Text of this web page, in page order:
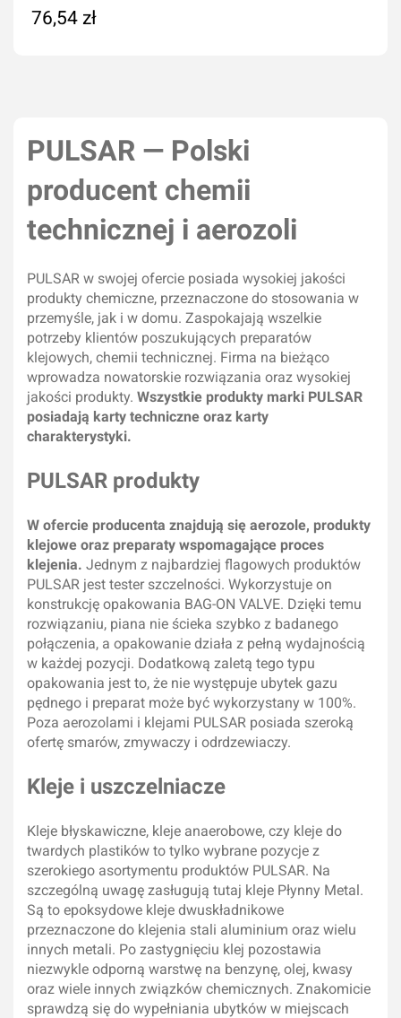
76,54 zł
PULSAR — Polski
producent chemii
technicznej i aerozoli
PULSAR w swojej ofercie posiada wysokiej jakości
produkty chemiczne, przeznaczone do stosowania w
przemyśle, jak i w domu. Zaspokajają wszelkie
potrzeby klientów poszukujących preparatów
klejowych, chemii technicznej. Firma na bieżąco
wprowadza nowatorskie rozwiązania oraz wysokiej
jakości produkty. Wszystkie produkty marki PULSAR
posiadają karty techniczne oraz karty
charakterystyki.
PULSAR produkty
W ofercie producenta znajdują się aerozole, produkty
klejowe oraz preparaty wspomagające proces
klejenia. Jednym z najbardziej flagowych produktów
PULSAR jest tester szczelności. Wykorzystuje on
konstrukcję opakowania BAG-ON VALVE. Dzięki temu
rozwiązaniu, piana nie ścieka szybko z badanego
połączenia, a opakowanie działa z pełną wydajnością
w każdej pozycji. Dodatkową zaletą tego typu
opakowania jest to, że nie występuje ubytek gazu
pędnego i preparat może być wykorzystany w 100%.
Poza aerozolami i klejami PULSAR posiada szeroką
ofertę smarów, zmywaczy i odrdzewiaczy.
Kleje i uszczelniacze
Kleje błyskawiczne, kleje anaerobowe, czy kleje do
twardych plastików to tylko wybrane pozycje z
szerokiego asortymentu produktów PULSAR. Na
szczególną uwagę zasługują tutaj kleje Płynny Metal.
Są to epoksydowe kleje dwuskładnikowe
przeznaczone do klejenia stali aluminium oraz wielu
innych metali. Po zastygnięciu klej pozostawia
niezwykle odporną warstwę na benzynę, olej, kwasy
oraz wiele innych związków chemicznych. Znakomicie
sprawdzą się do wypełniania ubytków w miejscach